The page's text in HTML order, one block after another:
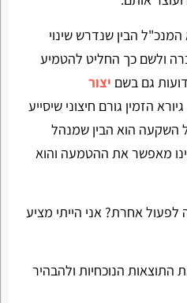
הבין שנדרש שינוי
ולשם כך החליט להטמיע
גם בשם יצור
גיורא הזמין גורם חיצוני שיסייע
השקעה הוא הבין שמנהל
מאפשר את ההטמעה והוא
לפעול אחרת? אני הייתי מציע
הנוכחיות ולהבהיר